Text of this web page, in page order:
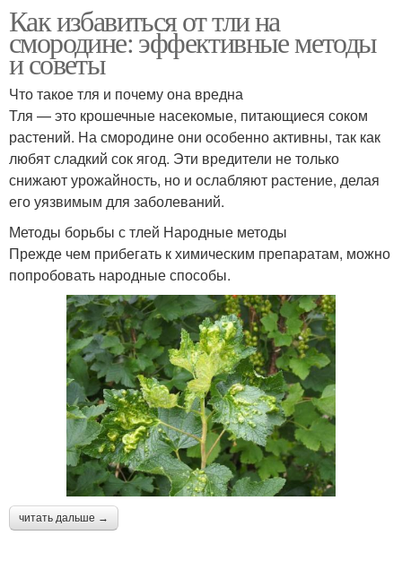
Как избавиться от тли на
смородине: эффективные методы
и советы
Что такое тля и почему она вредна
Тля — это крошечные насекомые, питающиеся соком
растений. На смородине они особенно активны, так как
любят сладкий сок ягод. Эти вредители не только
снижают урожайность, но и ослабляют растение, делая
его уязвимым для заболеваний.
Методы борьбы с тлей Народные методы
Прежде чем прибегать к химическим препаратам, можно
попробовать народные способы.
читать дальше →